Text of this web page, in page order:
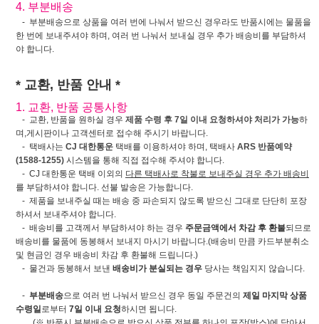
4. 부분배송
- 부분배송으로 상품을 여러 번에 나눠서 받으신 경우라도 반품시에는 물품을
한 번에 보내주셔야 하며, 여러 번 나눠서 보내실 경우 추가 배송비를 부담하셔
야 합니다.
* 교환, 반품 안내 *
1. 교환, 반품 공통사항
- 교환, 반품을 원하실 경우 제품 수령 후 7일 이내 요청하셔야 처리가 가능하
며,게시판이나 고객센터로 접수해 주시기 바랍니다.
- 택배사는 CJ 대한통운 택배를 이용하셔야 하며, 택배사 ARS 반품예약
(1588-1255) 시스템을 통해 직접 접수해 주셔야 합니다.
- CJ 대한통운 택배 이외의 다른 택배사로 착불로 보내주실 경우 추가 배송비
를 부담하셔야 합니다. 선불 발송은 가능합니다.
- 제품을 보내주실 때는 배송 중 파손되지 않도록 받으신 그대로 단단히 포장
하셔서 보내주셔야 합니다.
- 배송비를 고객께서 부담하셔야 하는 경우 주문금액에서 차감 후 환불되므로
배송비를 물품에 동봉해서 보내지 마시기 바랍니다.(배송비 만큼 카드부분취소
및 현금인 경우 배송비 차감 후 환불해 드립니다.)
- 물건과 동봉해서 보낸 배송비가 분실되는 경우 당사는 책임지지 않습니다.
- 부분배송으로 여러 번 나눠서 받으신 경우 동일 주문건의 제일 마지막 상품
수령일로부터 7일 이내 요청하시면 됩니다.